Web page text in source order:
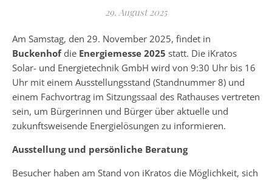
29. August 2025
Am Samstag, den 29. November 2025, findet in
Buckenhofdie Energiemesse 2025 statt. Die iKratos
Solar- und Energietechnik GmbH wird von 9:30 Uhr bis 16
Uhr mit einem Ausstellungsstand (Standnummer 8) und
einem Fachvortrag im Sitzungssaal des Rathauses vertreten
sein, um Bürgerinnen und Bürger über aktuelle und
zukunftsweisende Energielösungen zu informieren.
Ausstellung und persönliche Beratung
Besucher haben am Stand von iKratos die Möglichkeit, sich